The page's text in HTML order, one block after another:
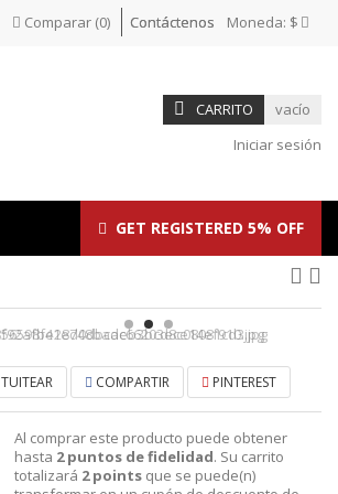
Moneda: $
Contáctenos
Comparar (0)
CARRITO
vacío
Iniciar sesión
GET REGISTERED 5% OFF
TUITEAR COMPARTIR PINTEREST
Al comprar este producto puede obtener
hasta 2puntos de fidelidad. Su carrito
totalizará 2points que se puede(n)